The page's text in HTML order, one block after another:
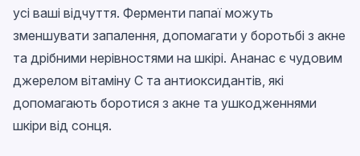
усі ваші відчуття. Ферменти папаї можуть
зменшувати запалення, допомагати у боротьбі з акне
та дрібними нерівностями на шкірі. Ананас є чудовим
джерелом вітаміну C та антиоксидантів, які
допомагають боротися з акне та ушкодженнями
шкіри від сонця.